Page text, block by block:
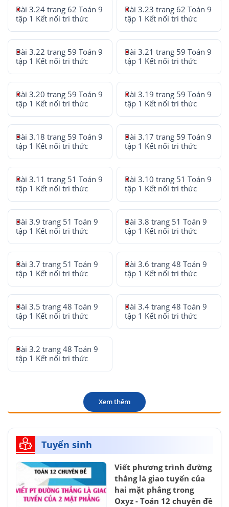
Bài 3.24 trang 62 Toán 9
tập 1 Kết nối tri thức
Bài 3.23 trang 62 Toán 9
tập 1 Kết nối tri thức
Bài 3.22 trang 59 Toán 9
tập 1 Kết nối tri thức
Bài 3.21 trang 59 Toán 9
tập 1 Kết nối tri thức
Bài 3.20 trang 59 Toán 9
tập 1 Kết nối tri thức
Bài 3.19 trang 59 Toán 9
tập 1 Kết nối tri thức
Bài 3.18 trang 59 Toán 9
tập 1 Kết nối tri thức
Bài 3.17 trang 59 Toán 9
tập 1 Kết nối tri thức
Bài 3.11 trang 51 Toán 9
tập 1 Kết nối tri thức
Bài 3.10 trang 51 Toán 9
tập 1 Kết nối tri thức
Bài 3.9 trang 51 Toán 9
tập 1 Kết nối tri thức
Bài 3.8 trang 51 Toán 9
tập 1 Kết nối tri thức
Bài 3.7 trang 51 Toán 9
tập 1 Kết nối tri thức
Bài 3.6 trang 48 Toán 9
tập 1 Kết nối tri thức
Bài 3.5 trang 48 Toán 9
tập 1 Kết nối tri thức
Bài 3.4 trang 48 Toán 9
tập 1 Kết nối tri thức
Bài 3.2 trang 48 Toán 9
tập 1 Kết nối tri thức
Xem thêm
Tuyển sinh
Viết phương trình đường
thẳng là giao tuyến của
hai mặt phẳng trong
Oxyz - Toán 12 chuyên đề